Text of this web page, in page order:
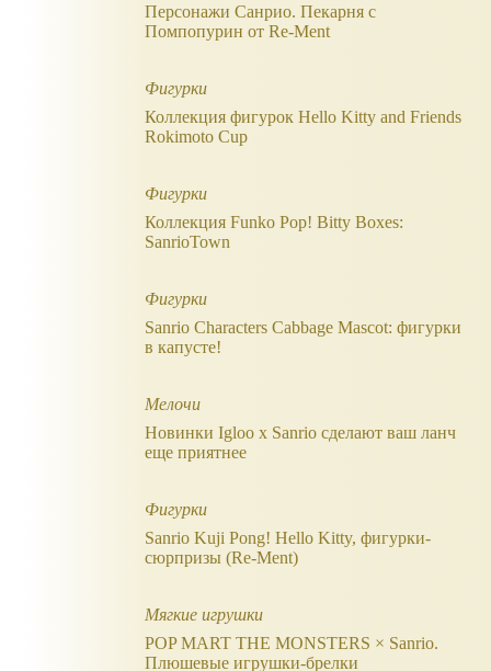
Персонажи Санрио. Пекарня с
Помпопурин от Re-Ment
Фигурки
Коллекция фигурок Hello Kitty and Friends
Rokimoto Cup
Фигурки
Коллекция Funko Pop! Bitty Boxes:
SanrioTown
Фигурки
Sanrio Characters Cabbage Mascot: фигурки
в капусте!
Мелочи
Новинки Igloo х Sanrio сделают ваш ланч
еще приятнее
Фигурки
Sanrio Kuji Pong! Hello Kitty, фигурки-
сюрпризы (Re-Ment)
Мягкие игрушки
POP MART THE MONSTERS × Sanrio.
Плюшевые игрушки-брелки